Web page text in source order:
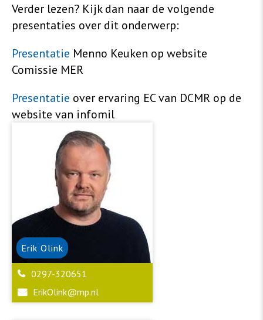
Verder lezen? Kijk dan naar de volgende
presentaties over dit onderwerp:
Presentatie Menno Keuken op website
Comissie MER
Presentatie over ervaring EC van DCMR op de
website van infomil
Erik Olink
0297-320651
ErikOlink@mp.nl